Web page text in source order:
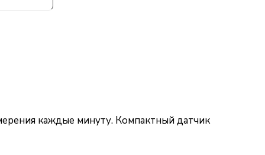
каждые минуту. Компактный датчик